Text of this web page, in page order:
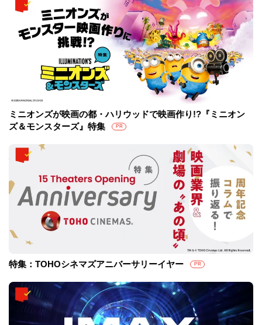
ミニオンズが映画の都・ハリウッドで映画作り!?『ミニオン
ズ＆モンスターズ』特集
PR
特集：TOHOシネマズアニバーサリーイヤー PR